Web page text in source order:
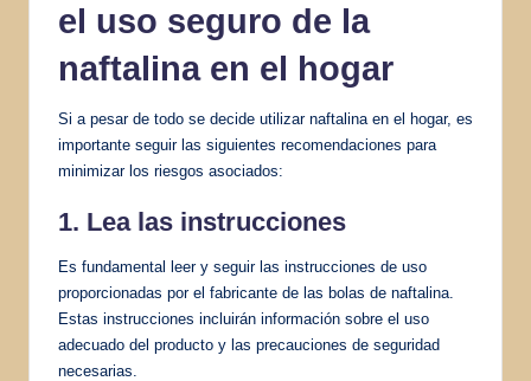
el uso seguro de la
naftalina en el hogar
Si a pesar de todo se decide utilizar naftalina en el hogar, es
importante seguir las siguientes recomendaciones para
minimizar los riesgos asociados:
1. Lea las instrucciones
Es fundamental leer y seguir las instrucciones de uso
proporcionadas por el fabricante de las bolas de naftalina.
Estas instrucciones incluirán información sobre el uso
adecuado del producto y las precauciones de seguridad
necesarias.